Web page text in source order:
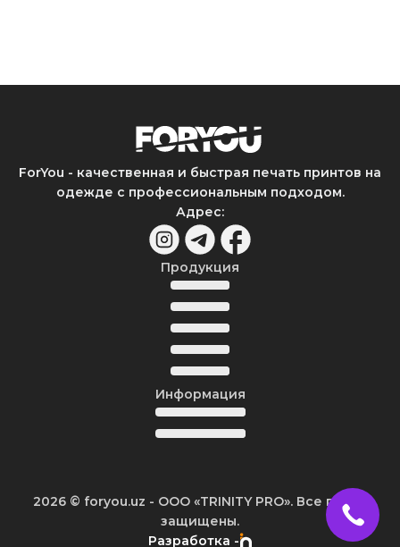
ForYou - качественная и быстрая печать принтов на
одежде с профессиональным подходом.
Адрес:
Продукция
Информация
2026 © foryou.uz - ООО «TRINITY PRO». Все права
защищены.
Разработка -